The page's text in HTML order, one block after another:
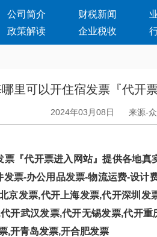
公司简介 财税新闻
政策解读 企业税收
哪里可以开住宿发票『代开
2024年03月08日 来源-
『代开票进入网站』提供各地真实
票-办公用品发票-物流运费-设计费
京发票,代开上海发票,代开深圳发
开武汉发票,代开无锡发票,代开
,开青岛发票,开合肥发票